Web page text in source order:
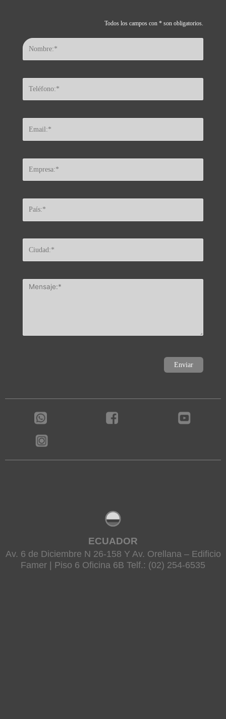
Todos los campos con * son obligatorios.
ECUADOR
Av. 6 de Diciembre N 26-158 Y Av. Orellana – Edificio
Famer | Piso 6 Oficina 6B Telf.: (02) 254-6535